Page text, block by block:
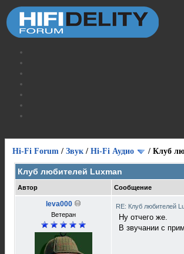
Hi-Fi Forum / Звук / Hi-Fi Аудио / Клуб
Клуб любителей Luxman
Автор Сообщение
leva000
Ветеран
RE: Клуб любителей
Ну отчего же.
В звучании с